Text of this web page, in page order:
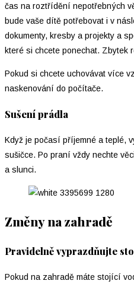
čas na roztřídění nepotřebných
bude vaše dítě potřebovat i v
dokumenty, kresby a projekty a
které si chcete ponechat. Zbytek
Pokud si chcete uchovávat více
naskenování do počítače.
Sušení prádla
Když je počasí příjemné a teplé,
sušičce. Po praní vždy nechte
a slunci.
Změny na zahradě
Pravidelně vyprazdňujte
Pokud na zahradě máte stojící